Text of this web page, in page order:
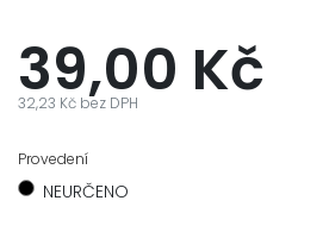
39,00 Kč
32,23 Kč bez DPH
Provedení
NEURČENO